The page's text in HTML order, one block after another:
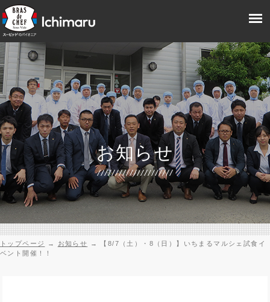
お知らせ
トップページ → お知らせ →
【8/7（土）・8（日）】いちまるマルシェ試食イ
ベント開催！！